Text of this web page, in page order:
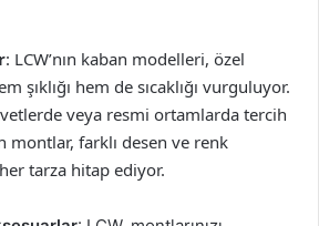
: LCW’nın kaban modelleri, özel
şıklığı hem de sıcaklığı vurguluyor.
veya resmi ortamlarda tercih
montlar, farklı desen ve renk
tarza hitap ediyor.